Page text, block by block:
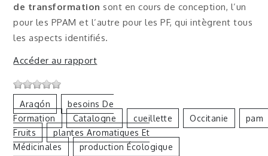
de transformation sont en cours de conception, l’un
pour les PPAM et l’autre pour les PF, qui intègrent tous
les aspects identifiés.
Accéder au rapport
Aragón
Besoins De
Formation
Catalogne Cueillette Occitanie
Pam
Fruits
Plantes Aromatiques Et
Médicinales
Production Écologique